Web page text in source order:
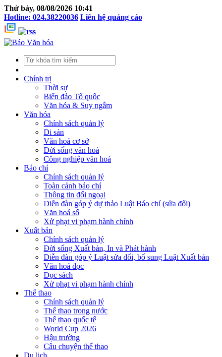
Thứ bảy, 08/08/2026 10:41
Hotline: 024.38220036 Liên hệ quảng cáo
Chính trị
Thời sự
Biển đảo Tổ quốc
Văn hóa & Suy ngẫm
Văn hóa
Chính sách quản lý
Di sản
Văn hoá cơ sở
Đời sống văn hoá
Công nghiệp văn hoá
Báo chí
Chính sách quản lý
Toàn cảnh báo chí
Thông tin đối ngoại
Diễn đàn góp ý dự thảo Luật Báo chí (sửa đổi)
Văn hoá số
Xử phạt vi phạm hành chính
Xuất bản
Chính sách quản lý
Đời sống Xuất bản, In và Phát hành
Diễn đàn góp ý Luật sửa đổi, bổ sung Luật Xuất bản
Văn hoá đọc
Đọc sách
Xử phạt vi phạm hành chính
Thể thao
Chính sách quản lý
Thể thao trong nước
Thể thao quốc tế
World Cup 2026
Hậu trường
Câu chuyện thể thao
Du lịch